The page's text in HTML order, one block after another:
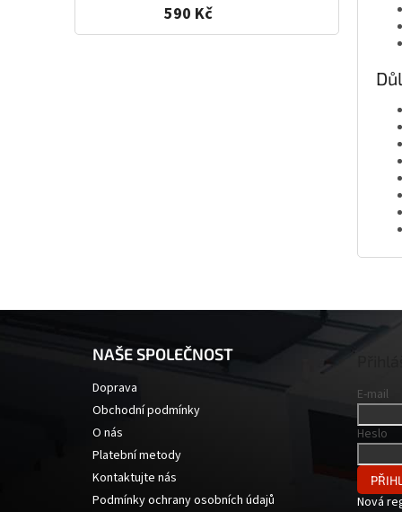
590 Kč
NAŠE SPOLEČNOST
Doprava
Obchodní podmínky
O nás
Platební metody
Kontaktujte nás
Podmínky ochrany osobních údajů
E-mail
Heslo
Nová